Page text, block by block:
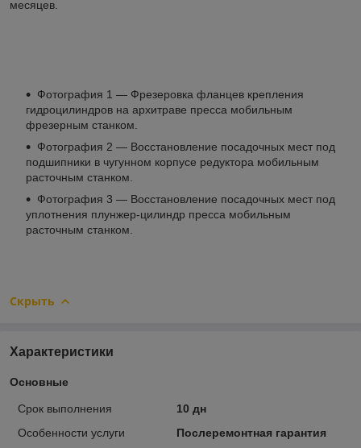
месяцев.
Фотография 1 ― Фрезеровка фланцев крепления
гидроцилиндров на архитраве пресса мобильным
фрезерным станком.
Фотография 2 ― Восстановление посадочных мест под
подшипники в чугунном корпусе редуктора мобильным
расточным станком.
Фотография 3 ― Восстановление посадочных мест под
уплотнения плунжер-цилиндр пресса мобильным
расточным станком.
Скрыть
Характеристики
Основные
Срок выполнения
10 дн
Особенности услуги
Послеремонтная гарантия